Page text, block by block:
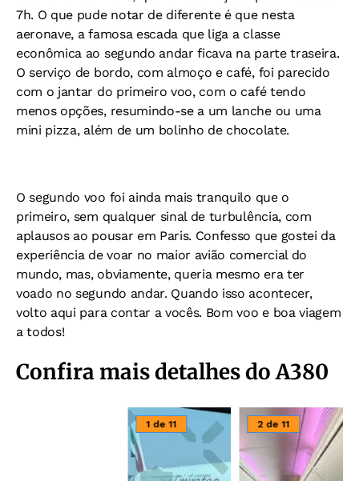
7h. O que pude notar de diferente é que nesta
aeronave, a famosa escada que liga a classe
econômica ao segundo andar ficava na parte traseira.
O serviço de bordo, com almoço e café, foi parecido
com o jantar do primeiro voo, com o café tendo
menos opções, resumindo-se a um lanche ou uma
mini pizza, além de um bolinho de chocolate.
O segundo voo foi ainda mais tranquilo que o
primeiro, sem qualquer sinal de turbulência, com
aplausos ao pousar em Paris. Confesso que gostei da
experiência de voar no maior avião comercial do
mundo, mas, obviamente, queria mesmo era ter
voado no segundo andar. Quando isso acontecer,
volto aqui para contar a vocês. Bom voo e boa viagem
a todos!
Confira mais detalhes do A380
1 de 11 2 de 11